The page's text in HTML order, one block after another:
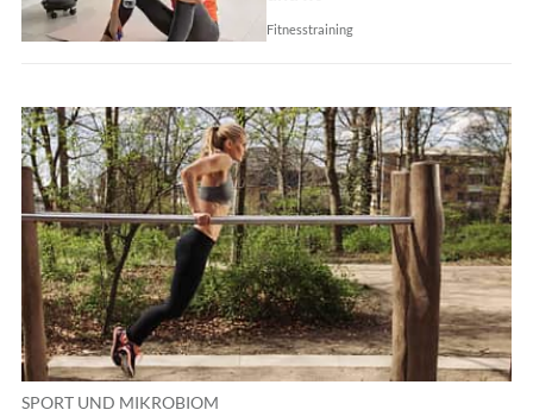
Fitnesstraining
SPORT UND MIKROBIOM